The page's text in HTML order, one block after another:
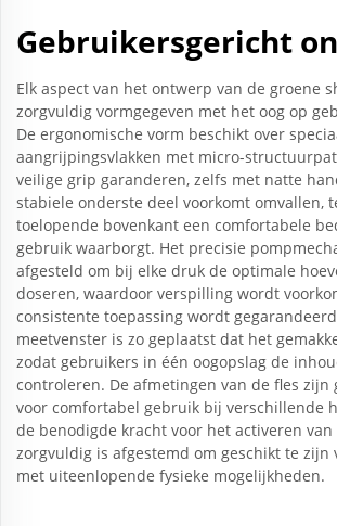
Gebruikersgericht
Elk aspect van het ontwerp van de groene
zorgvuldig vormgegeven met het oog op
De ergonomische vorm beschikt over
aangrijpingsvlakken met micro-
veilige grip garanderen, zelfs met natte
stabiele onderste deel voorkomt omvallen,
toelopende bovenkant een comfortabele
gebruik waarborgt. Het precisie
afgesteld om bij elke druk de optimale
doseren, waardoor verspilling wordt
consistente toepassing wordt
meetvenster is zo geplaatst dat het
zodat gebruikers in één oogopslag de
controleren. De afmetingen van de fles zijn
voor comfortabel gebruik bij verschillende
de benodigde kracht voor het activeren van
zorgvuldig is afgestemd om geschikt te zijn
met uiteenlopende fysieke mogelijkheden.